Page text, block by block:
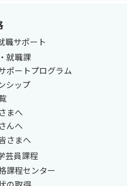
職サポート
就職課
ポートプログラム
シップ
まへ
んへ
さまへ
芸員課程
課程センター